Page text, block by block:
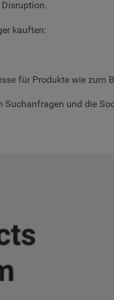
kauften:
für Produkte wie zum
und die